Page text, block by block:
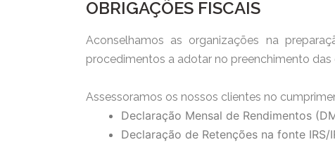
OBRIGAÇÕES FISCAIS
Aconselhamos as organizações na
procedimentos a adotar no preenchimento
Assessoramos os nossos clientes no
Declaração Mensal de Rendimentos
Declaração de Retenções na fonte